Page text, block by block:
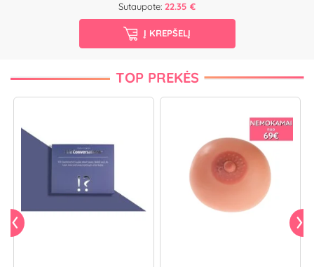
Sutaupote: 22.35 €
Į KREPŠELĮ
TOP PREKĖS